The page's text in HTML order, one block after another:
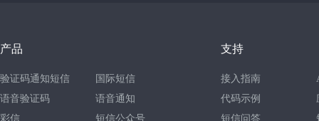
产品
验证码通知短信
国际短信
语音验证码
语音通知
彩信
短信公众号
支持
接入指南
代码示例
短信问答